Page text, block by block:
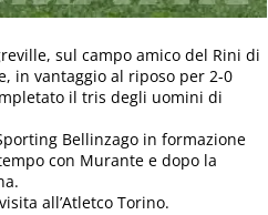
sul campo amico del Rini di
in vantaggio al riposo per 2-0
il tris degli uomini di
Bellinzago in formazione
con Murante e dopo la
all’Atletco Torino.